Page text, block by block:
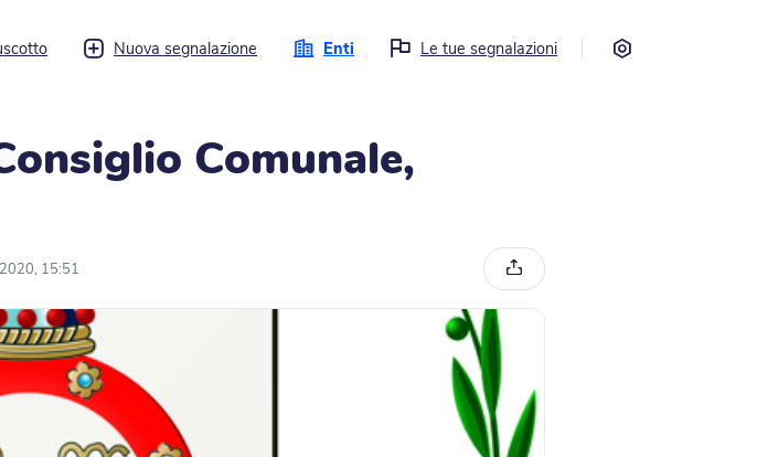
Nuova segnalazione Enti Le tue segnalazioni
Comunale,
15:51
Condividi